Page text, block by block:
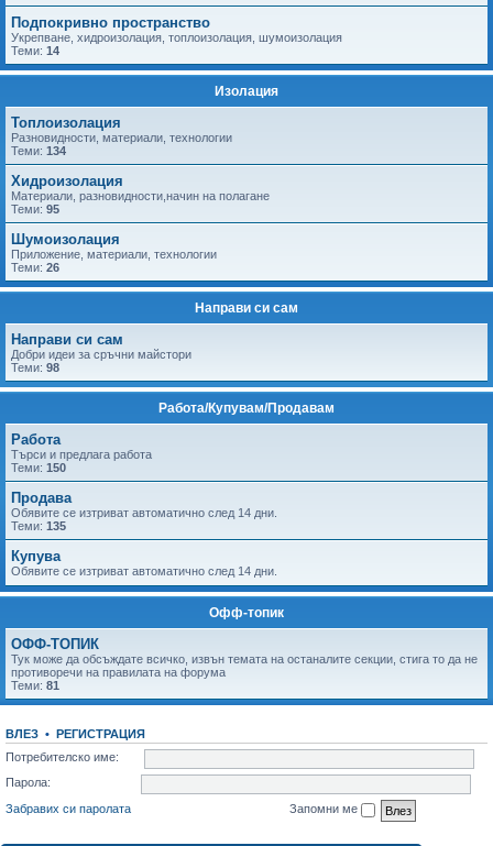
Подпокривно пространство
Укрепване, хидроизолация, топлоизолация, шумоизолация
Теми: 14
Изолация
Топлоизолация
Разновидности, материали, технологии
Теми: 134
Хидроизолация
Материали, разновидности,начин на полагане
Теми: 95
Шумоизолация
Приложение, материали, технологии
Теми: 26
Направи си сам
Направи си сам
Добри идеи за сръчни майстори
Теми: 98
Работа/Купувам/Продавам
Работа
Tърси и предлага работа
Теми: 150
Продава
Обявите се изтриват автоматично след 14 дни.
Теми: 135
Купува
Обявите се изтриват автоматично след 14 дни.
Офф-топик
ОФФ-ТОПИК
Тук може да обсъждате всичко, извън темата на останалите секции, стига то да не
противоречи на правилата на форума
Теми: 81
ВЛЕЗ • РЕГИСТРАЦИЯ
Потребителско име:
Парола:
Забравих си паролата
Запомни ме